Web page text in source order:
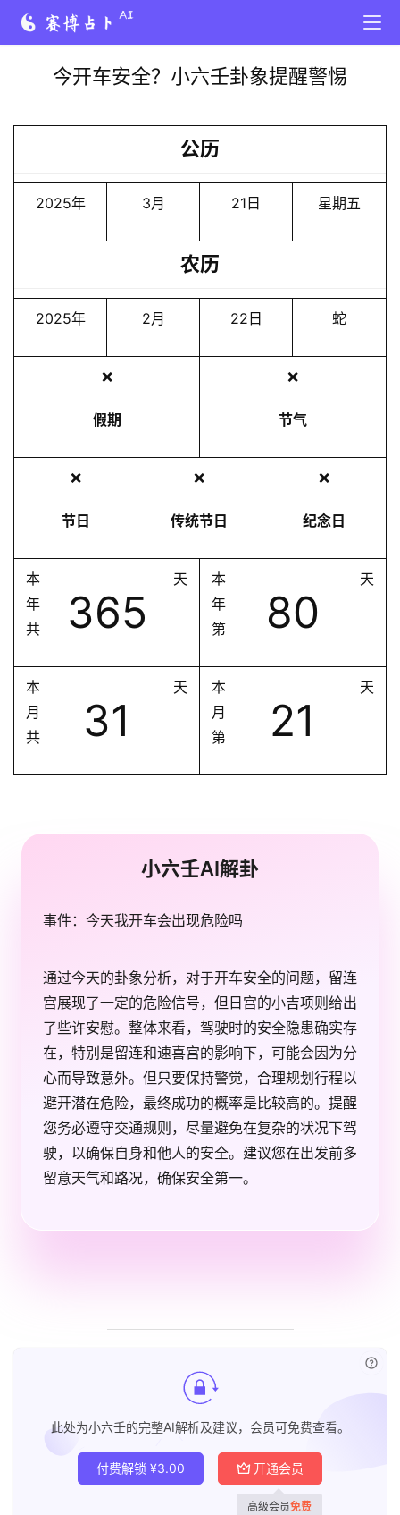
今开车安全？小六壬卦象提醒警惕
公历
2025年 3月 21日 星期五
农历
2025年 2月 22日 蛇
❌
假期
❌
节气
❌
节日
❌
传统节日
❌
纪念日
本
年
共
365
天
本
年
第
80
天
本
月
共
31
天
本
月
第
21
天
小六壬AI解卦
事件：今天我开车会出现危险吗
通过今天的卦象分析，对于开车安全的问题，留连
宫展现了一定的危险信号，但日宫的小吉项则给出
了些许安慰。整体来看，驾驶时的安全隐患确实存
在，特别是留连和速喜宫的影响下，可能会因为分
心而导致意外。但只要保持警觉，合理规划行程以
避开潜在危险，最终成功的概率是比较高的。提醒
您务必遵守交通规则，尽量避免在复杂的状况下驾
驶，以确保自身和他人的安全。建议您在出发前多
留意天气和路况，确保安全第一。
此处为小六壬的完整AI解析及建议，会员可免费查看。
付费解锁 ¥3.00 开通会员
高级会员免费